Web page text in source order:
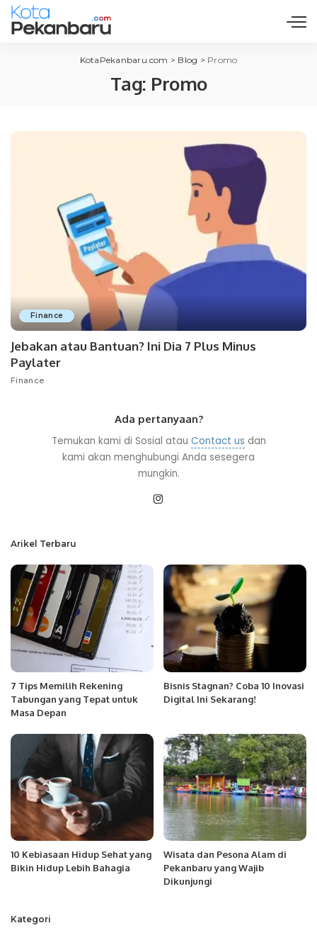
KotaPekanbaru.com > Blog > Promo
Tag: Promo
Finance
Jebakan atau Bantuan? Ini Dia 7 Plus Minus
Paylater
Finance
Ada pertanyaan?
Temukan kami di Sosial atau Contact us dan
kami akan menghubungi Anda sesegera
mungkin.
Arikel Terbaru
7 Tips Memilih Rekening
Tabungan yang Tepat untuk
Masa Depan
Bisnis Stagnan? Coba 10 Inovasi
Digital Ini Sekarang!
10 Kebiasaan Hidup Sehat yang
Bikin Hidup Lebih Bahagia
Wisata dan Pesona Alam di
Pekanbaru yang Wajib
Dikunjungi
Kategori